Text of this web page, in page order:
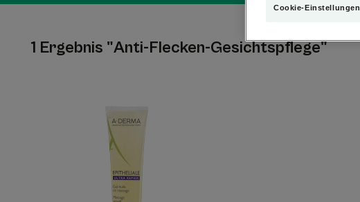
1 Ergebnis "Anti-Flecken-Gesichtspflege"
Massage-
Gel-
Öl
Cookie-Einstellungen